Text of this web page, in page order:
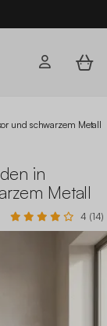
und schwarzem Metall
in
Metall
4 (14)